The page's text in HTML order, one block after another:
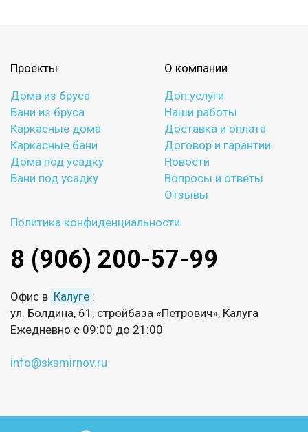
Проекты
Дома из бруса
Бани из бруса
Каркасные дома
Каркасные бани
Дома под усадку
Бани под усадку
О компании
Доп.услуги
Наши работы
Доставка и оплата
Договор и гарантии
Новости
Вопросы и ответы
Отзывы
Политика конфиденциальности
8 (906) 200-57-99
Офис в Калуге :
ул. Болдина, 61, стройбаза «Петрович», Калуга
Ежедневно с 09:00 до 21:00
info@sksmirnov.ru